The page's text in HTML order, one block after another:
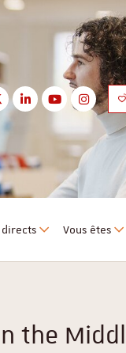
LinkedInYoutube
directs Vous êtes
Facebook
the